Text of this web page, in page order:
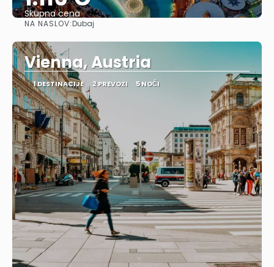
Skupna cena
NA NASLOV:Dubaj
Vienna, Austria
1 DESTINACIJE 2 PREVOZI 5 NOČI